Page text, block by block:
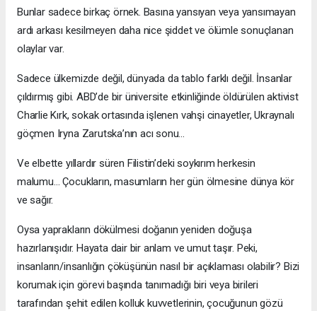
Bunlar sadece birkaç örnek. Basına yansıyan veya yansımayan
ardı arkası kesilmeyen daha nice şiddet ve ölümle sonuçlanan
olaylar var.
Sadece ülkemizde değil, dünyada da tablo farklı değil. İnsanlar
çıldırmış gibi. ABD’de bir üniversite etkinliğinde öldürülen aktivist
Charlie Kırk, sokak ortasında işlenen vahşi cinayetler, Ukraynalı
göçmen Iryna Zarutska’nın acı sonu…
Ve elbette yıllardır süren Filistin’deki soykırım herkesin
malumu… Çocukların, masumların her gün ölmesine dünya kör
ve sağır.
Oysa yaprakların dökülmesi doğanın yeniden doğuşa
hazırlanışıdır. Hayata dair bir anlam ve umut taşır. Peki,
insanların/insanlığın çöküşünün nasıl bir açıklaması olabilir? Bizi
korumak için görevi başında tanımadığı biri veya birileri
tarafından şehit edilen kolluk kuvvetlerinin, çocuğunun gözü